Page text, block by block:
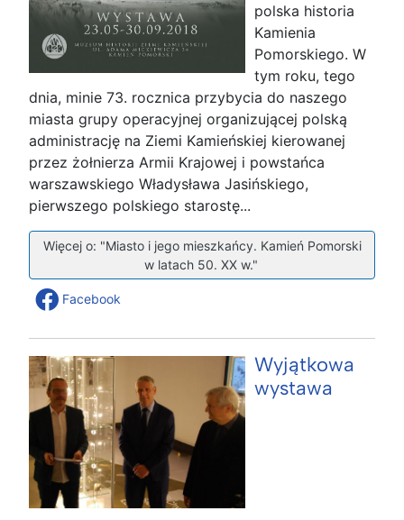
polska historia
Kamienia
Pomorskiego. W
tym roku, tego
dnia, minie 73. rocznica przybycia do naszego
miasta grupy operacyjnej organizującej polską
administrację na Ziemi Kamieńskiej kierowanej
przez żołnierza Armii Krajowej i powstańca
warszawskiego Władysława Jasińskiego,
pierwszego polskiego starostę...
Więcej o: "Miasto i jego mieszkańcy. Kamień Pomorski
w latach 50. XX w."
Facebook
Wyjątkowa
wystawa